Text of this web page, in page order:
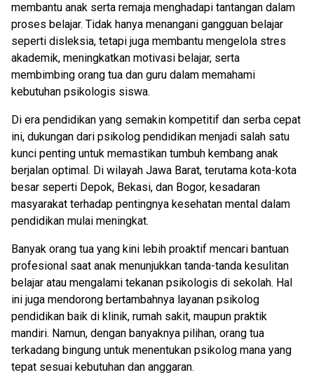
membantu anak serta remaja menghadapi tantangan dalam
proses belajar. Tidak hanya menangani gangguan belajar
seperti disleksia, tetapi juga membantu mengelola stres
akademik, meningkatkan motivasi belajar, serta
membimbing orang tua dan guru dalam memahami
kebutuhan psikologis siswa.
Di era pendidikan yang semakin kompetitif dan serba cepat
ini, dukungan dari psikolog pendidikan menjadi salah satu
kunci penting untuk memastikan tumbuh kembang anak
berjalan optimal. Di wilayah Jawa Barat, terutama kota-kota
besar seperti Depok, Bekasi, dan Bogor, kesadaran
masyarakat terhadap pentingnya kesehatan mental dalam
pendidikan mulai meningkat.
Banyak orang tua yang kini lebih proaktif mencari bantuan
profesional saat anak menunjukkan tanda-tanda kesulitan
belajar atau mengalami tekanan psikologis di sekolah. Hal
ini juga mendorong bertambahnya layanan psikolog
pendidikan baik di klinik, rumah sakit, maupun praktik
mandiri. Namun, dengan banyaknya pilihan, orang tua
terkadang bingung untuk menentukan psikolog mana yang
tepat sesuai kebutuhan dan anggaran.